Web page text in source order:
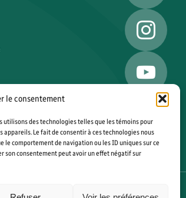
le consentement
utilisons des technologies telles que les témoins pour
Le fait de consentir à ces technologies nous
comportement de navigation ou les ID uniques sur ce
son consentement peut avoir un effet négatif sur